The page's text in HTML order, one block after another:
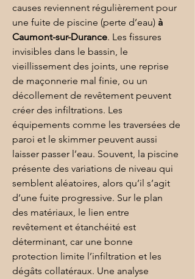
causes reviennent régulièrement pour
une fuite de piscine (perte d’eau) à
Caumont-sur-Durance. Les fissures
invisibles dans le bassin, le
vieillissement des joints, une reprise
de maçonnerie mal finie, ou un
décollement de revêtement peuvent
créer des infiltrations. Les
équipements comme les traversées de
paroi et le skimmer peuvent aussi
laisser passer l’eau. Souvent, la piscine
présente des variations de niveau qui
semblent aléatoires, alors qu’il s’agit
d’une fuite progressive. Sur le plan
des matériaux, le lien entre
revêtement et étanchéité est
déterminant, car une bonne
protection limite l’infiltration et les
dégâts collatéraux. Une analyse